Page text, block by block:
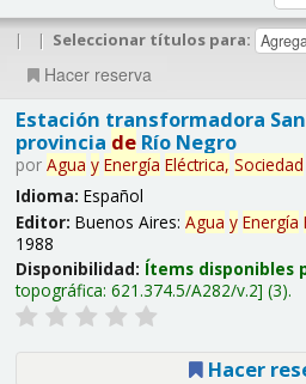
| | Seleccionar títulos para:
Hacer reserva
Estación transformadora
provincia deRío Negro
por Agua y Energía Eléctrica, Sociedad
Idioma: Español
Editor: Buenos Aires: Agua y Energía
1988
Disponibilidad: Ítems disponibles
topográfica: 621.374.5/A282/v.2 (3).
Hacer